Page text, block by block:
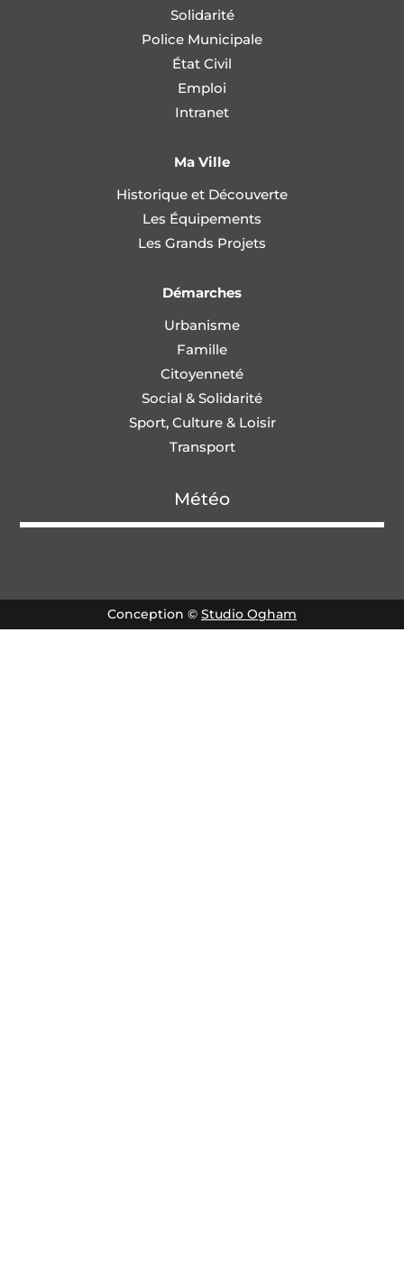
Solidarité
Police Municipale
État Civil
Emploi
Intranet
Ma Ville
Historique et Découverte
Les Équipements
Les Grands Projets
Démarches
Urbanisme
Famille
Citoyenneté
Social & Solidarité
Sport, Culture & Loisir
Transport
Météo
Conception © Studio Ogham